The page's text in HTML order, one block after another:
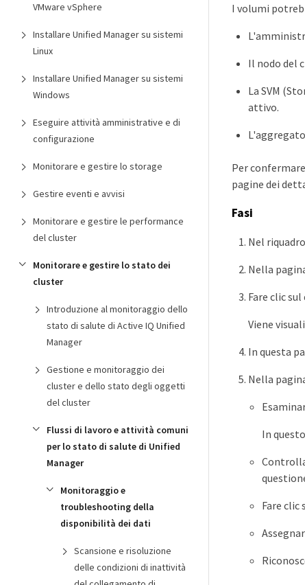
VMware vSphere
Installare Unified Manager su sistemi
Linux
Installare Unified Manager su sistemi
Windows
Eseguire attività amministrative e di
configurazione
Monitorare e gestire lo storage
Gestire eventi e avvisi
Monitorare e gestire le performance
del cluster
Monitorare e gestire lo stato dei
cluster
Introduzione al monitoraggio dello
stato di salute di Active IQ Unified
Manager
Gestione e monitoraggio dei
cluster e dello stato degli oggetti
del cluster
Flussi di lavoro e attività comuni
per lo stato di salute di Unified
Manager
Monitoraggio e
troubleshooting della
disponibilità dei dati
Scansione e risoluzione
delle condizioni di inattività
I volumi
Il nodo del
La SVM
attivo.
Per
pagine dei
Fasi
Nel
Nella
Fare clic
Viene
In questa
Nella
In
Fare